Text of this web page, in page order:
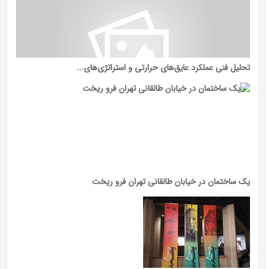
تحلیل فنی عملکرد عایق‌های حرارتی و استراتژی‌های...
یک ساختمان در خیابان طالقانی تهران فرو ریخت